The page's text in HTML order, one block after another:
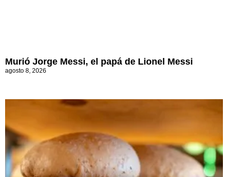
Murió Jorge Messi, el papá de Lionel Messi
agosto 8, 2026